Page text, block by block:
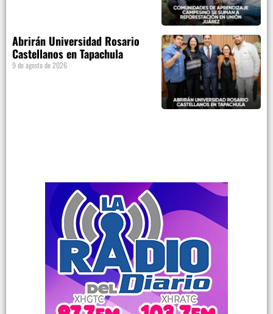
Abrirán Universidad Rosario
Castellanos en Tapachula
9 de agosto de 2026